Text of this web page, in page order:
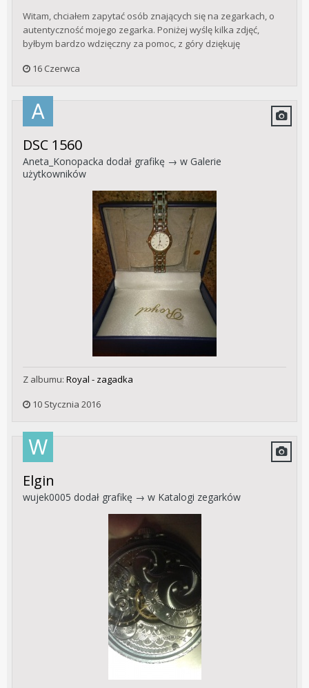
Witam, chciałem zapytać osób znających się na zegarkach, o
autentyczność mojego zegarka. Poniżej wyślę kilka zdjęć,
byłbym bardzo wdzięczny za pomoc, z góry dziękuję
16 Czerwca
DSC 1560
Aneta_Konopacka dodał grafikę → w Galerie
użytkowników
Z albumu: Royal - zagadka
10 Stycznia 2016
Elgin
wujek0005 dodał grafikę → w Katalogi zegarków